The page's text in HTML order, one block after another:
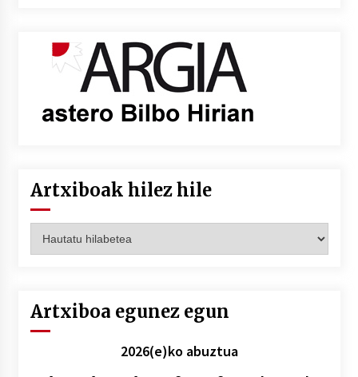
Artxiboak hilez hile
hilez
Artxiboa egunez egun
2026(e)ko abuztua